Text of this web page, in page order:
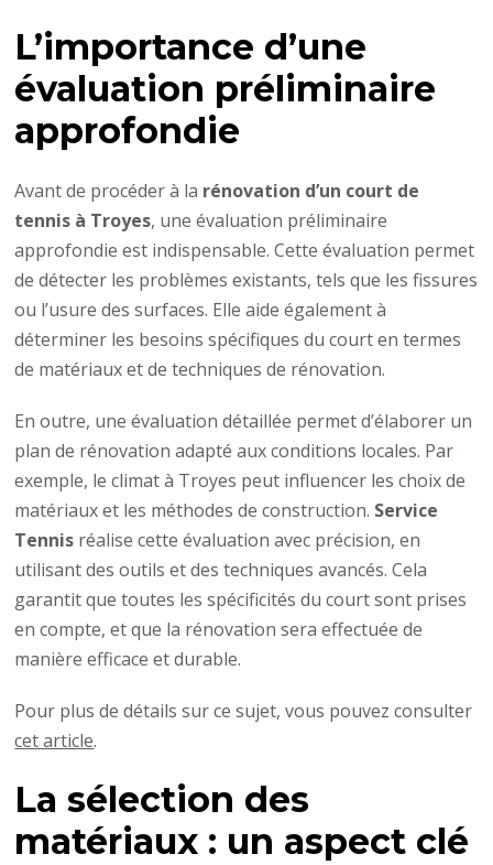
L’importance d’une
évaluation préliminaire
approfondie
Avant de procéder à la rénovation d’un court de
tennis à Troyes, une évaluation préliminaire
approfondie est indispensable. Cette évaluation permet
de détecter les problèmes existants, tels que les fissures
ou l’usure des surfaces. Elle aide également à
déterminer les besoins spécifiques du court en termes
de matériaux et de techniques de rénovation.
En outre, une évaluation détaillée permet d’élaborer un
plan de rénovation adapté aux conditions locales. Par
exemple, le climat à Troyes peut influencer les choix de
matériaux et les méthodes de construction. Service
Tennis réalise cette évaluation avec précision, en
utilisant des outils et des techniques avancés. Cela
garantit que toutes les spécificités du court sont prises
en compte, et que la rénovation sera effectuée de
manière efficace et durable.
Pour plus de détails sur ce sujet, vous pouvez consulter
cet article.
La sélection des
matériaux : un aspect clé